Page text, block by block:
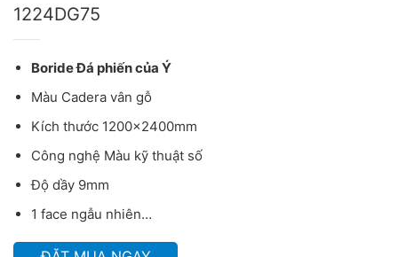
1224DG75
Boride Đá phiến của Ý
Màu Cadera vân gỗ
Kích thước 1200x2400mm
Công nghệ Màu kỹ thuật số
Độ dầy 9mm
1 face ngẫu nhiên…